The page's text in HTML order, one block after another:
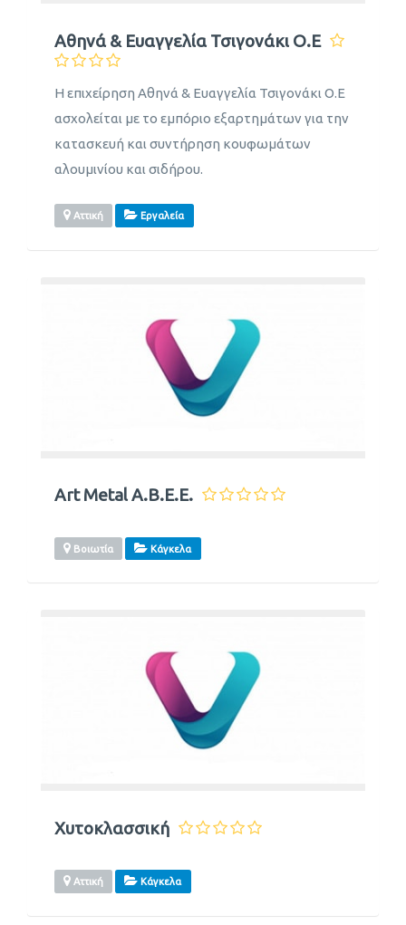
Αθηνά & Ευαγγελία Τσιγονάκι Ο.Ε
Η επιχείρηση Αθηνά & Ευαγγελία Τσιγονάκι Ο.Ε
ασχολείται με το εμπόριο εξαρτημάτων για την
κατασκευή και συντήρηση κουφωμάτων
αλουμινίου και σιδήρου.
Αττική Εργαλεία
Art Metal Α.Β.Ε.Ε.
Βοιωτία Κάγκελα
Χυτοκλασσική
Αττική Κάγκελα